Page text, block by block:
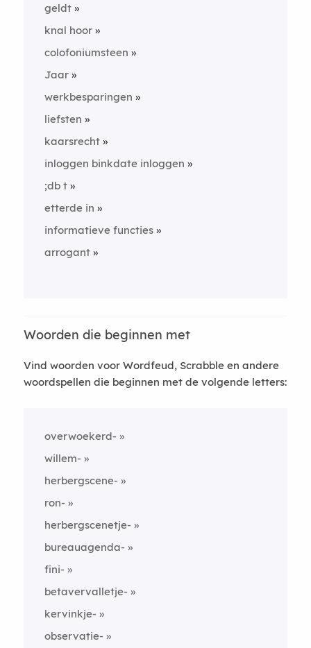
geldt
knal hoor
colofoniumsteen
Jaar
werkbesparingen
liefsten
kaarsrecht
inloggen binkdate inloggen
;db t
etterde in
informatieve functies
arrogant
Woorden die beginnen met
Vind woorden voor Wordfeud, Scrabble en andere
woordspellen die beginnen met de volgende letters:
overwoekerd-
willem-
herbergscene-
ron-
herbergscenetje-
bureauagenda-
fini-
betavervalletje-
kervinkje-
observatie-